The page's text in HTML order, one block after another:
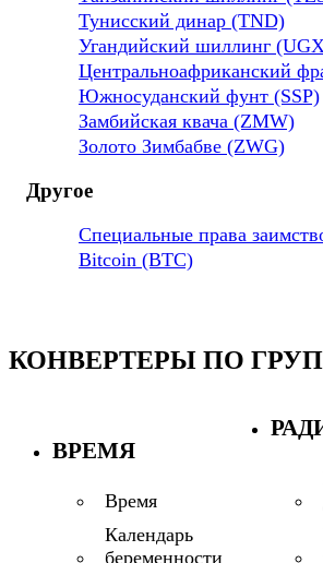
Тунисский динар (TND)
Угандийский шиллинг
Центральноафриканский
Южносуданский фунт (SSP)
Замбийская квача (ZMW)
Золото Зимбабве (ZWG)
Другое
Специальные права
Bitcoin (BTC)
КОНВЕРТЕРЫ ПО
ВРЕМЯ
Время
Календарь
беременности